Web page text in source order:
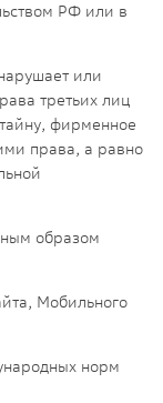
РФ или в
или
третьих лиц
фирменное
права, а равно
образом
Мобильного
норм